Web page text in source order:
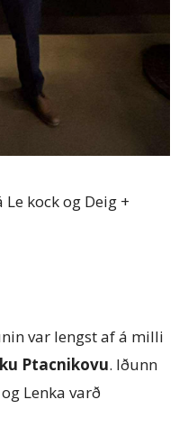
kock og Deig +
var lengst af á milli
Ptacnikovu. Iðunn
Lenka varð